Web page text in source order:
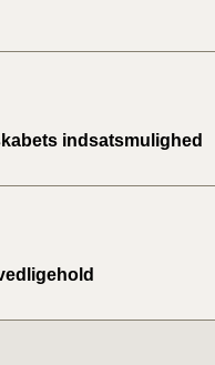
indsatsmulighed